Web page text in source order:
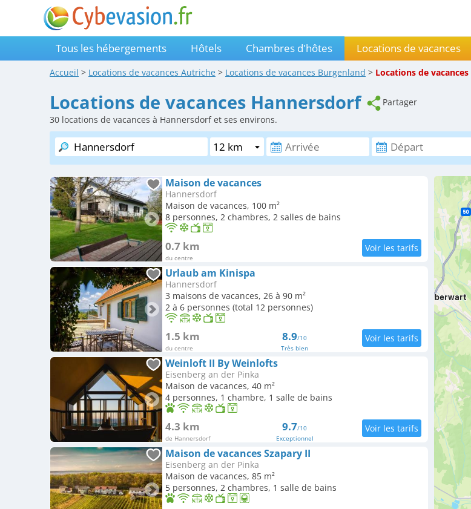
Tous les hébergements Hôtels Chambres d'hôtes Locations de vacances
Accueil > Locations de vacances Autriche > Locations de vacances Burgenland > Locations de vacances
Locations de vacances Hannersdorf
Partager
30 locations de vacances à Hannersdorf et ses environs.
Maison de vacances
Hannersdorf
Maison de vacances, 100 m²
8 personnes, 2 chambres, 2 salles de bains
0.7 km
du centre
Urlaub am Kinispa
Hannersdorf
3 maisons de vacances, 26 à 90 m²
2 à 6 personnes (total 12 personnes)
1.5 km
du centre
8.9/10
Très bien
Weinloft II By Weinlofts
Eisenberg an der Pinka
Maison de vacances, 40 m²
4 personnes, 1 chambre, 1 salle de bains
4.3 km
de Hannersdorf
9.7/10
Exceptionnel
Maison de vacances Szapary II
Eisenberg an der Pinka
Maison de vacances, 85 m²
5 personnes, 2 chambres, 1 salle de bains